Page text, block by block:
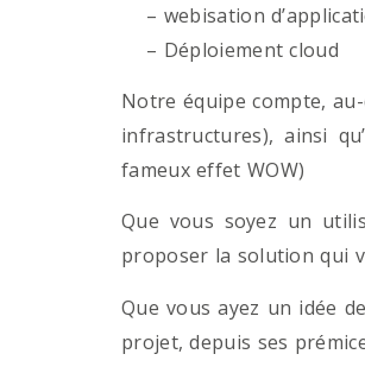
– webisation
– Déploiement cloud
Notre équipe compte,
infrastructures), ainsi
fameux effet WOW)
Que vous soyez un
proposer la solution qui
Que vous ayez un idée
projet, depuis ses